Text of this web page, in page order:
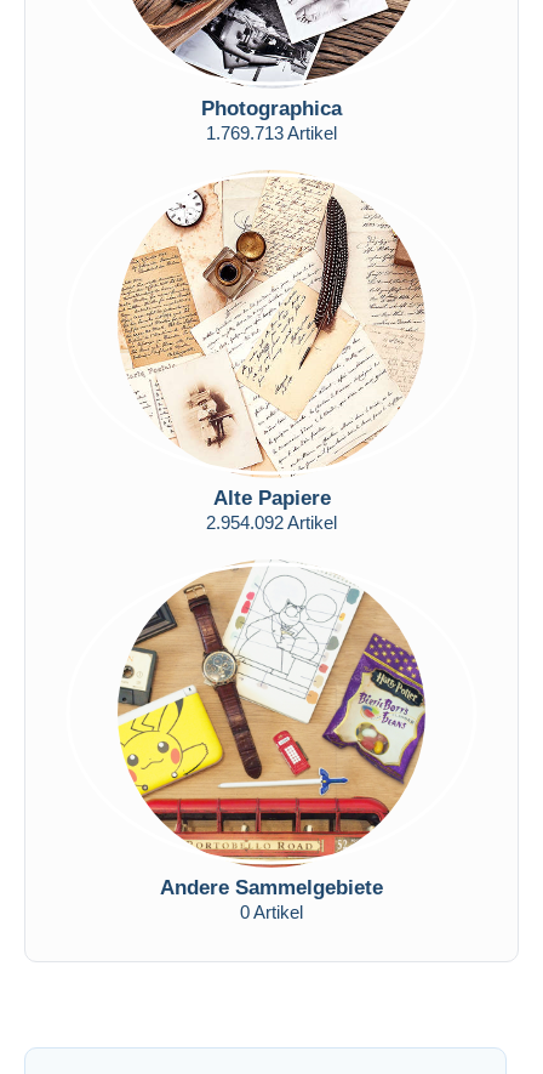
Photographica
1.769.713 Artikel
Alte Papiere
2.954.092 Artikel
Andere Sammelgebiete
0 Artikel